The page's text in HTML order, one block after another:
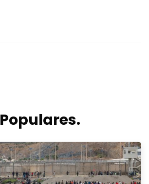
Populares.